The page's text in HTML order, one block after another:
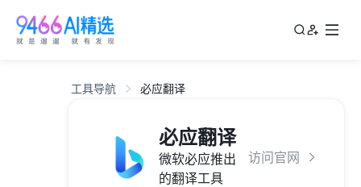
工具导航 必应翻译
必应翻译
微软必应推出
的翻译工具
访问官网